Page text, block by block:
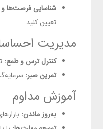
شناسایی فرصت‌ها و
تعیین کنید.
مدیریت
کنترل ترس و طمع:
تمرین صبر:
آموزش مداوم
به‌روز ماندن: